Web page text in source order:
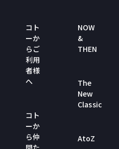
コト
ーか
らご
利用
者様
へ
コト
ーか
ら仲
NOW
&
THEN
The
New
Classic
AtoZ